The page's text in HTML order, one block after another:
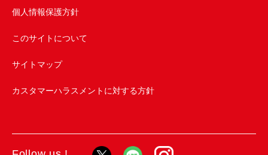
個人情報保護方針
このサイトについて
サイトマップ
カスタマーハラスメントに対する方針